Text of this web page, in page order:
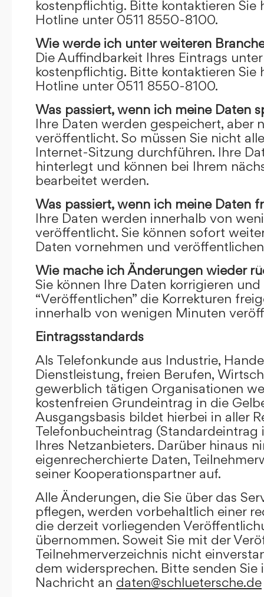
kostenpflichtig. Bitte kontaktieren Sie
Hotline unter 0511 8550-8100.
Wie werde ich unter weiteren
Die Auffindbarkeit Ihres Eintrags
kostenpflichtig. Bitte kontaktieren Sie
Hotline unter 0511 8550-8100.
Was passiert, wenn ich meine Daten
Ihre Daten werden gespeichert, aber
veröffentlicht. So müssen Sie nicht
Internet-Sitzung durchführen. Ihre
hinterlegt und können bei Ihrem
bearbeitet werden.
Was passiert, wenn ich meine Daten
Ihre Daten werden innerhalb von
veröffentlicht. Sie können sofort
Daten vornehmen und
Wie mache ich Änderungen wieder
Sie können Ihre Daten korrigieren
“Veröffentlichen” die Korrekturen
innerhalb von wenigen Minuten
Eintragsstandards
Als Telefonkunde aus Industrie,
Dienstleistung, freien Berufen,
gewerblich tätigen Organisationen
kostenfreien Grundeintrag in die
Ausgangsbasis bildet hierbei in aller
Telefonbucheintrag (Standardeintrag
Ihres Netzanbieters. Darüber hinaus
eigenrecherchierte Daten,
seiner Kooperationspartner auf.
Alle Änderungen, die Sie über das
pflegen, werden vorbehaltlich einer
die derzeit vorliegenden
übernommen. Soweit Sie mit der
Teilnehmerverzeichnis nicht
dem widersprechen. Bitte senden Sie
Nachricht an daten@schluetersche.de